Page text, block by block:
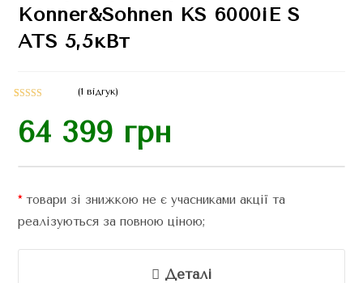
Konner&Sohnen KS 6000iE S
ATS 5,5кВт
5.00з 5 на
основі
покупця
(1 відгук)
64 399 грн
*товари зі знижкою не є учасниками акції та
реалізуються за повною ціною;
Деталі